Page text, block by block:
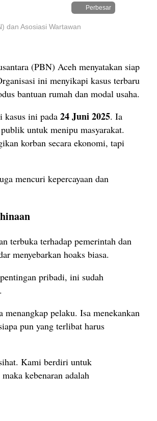
Perbesar
dan Asosiasi Wartawan
(PBN) Aceh menyatakan siap
ini menyikapi kasus terbaru
bantuan rumah dan modal usaha.
kasus ini pada 24 Juni 2025. Ia
untuk menipu masyarakat.
korban secara ekonomi, tapi
mencuri kepercayaan dan
terbuka terhadap pemerintah dan
menyebarkan hoaks biasa.
pribadi, ini sudah
menangkap pelaku. Isa menekankan
pun yang terlibat harus
Kami berdiri untuk
kebenaran adalah